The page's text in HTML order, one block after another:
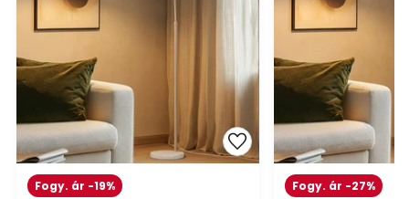
Fogy. ár -19% Fogy. ár -27%